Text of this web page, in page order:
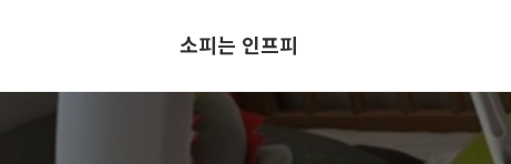
소피는 인프피